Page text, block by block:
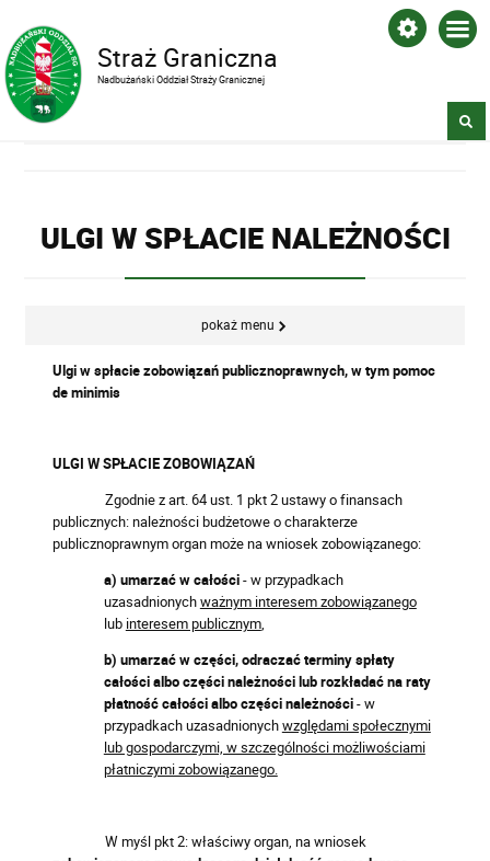
Straż Graniczna
Nadbużański Oddział Straży Granicznej
ULGI W SPŁACIE NALEŻNOŚCI
pokaż menu
Ulgi w spłacie zobowiązań publicznoprawnych, w tym pomoc
de minimis
ULGI W SPŁACIE ZOBOWIĄZAŃ
Zgodnie z art. 64 ust. 1 pkt 2 ustawy o finansach
publicznych: należności budżetowe o charakterze
publicznoprawnym organ może na wniosek zobowiązanego:
a) umarzać w całości- w przypadkach
uzasadnionychważnym interesem zobowiązanego
lub interesem publicznym,
b) umarzać w części, odraczać terminy spłaty
całości albo części należności lub rozkładać na raty
płatność całości albo części należności- w
przypadkach uzasadnionychwzględami społecznymi
lub gospodarczymi, w szczególności możliwościami
płatniczymi zobowiązanego.
W myśl pkt 2: właściwy organ, na wniosek